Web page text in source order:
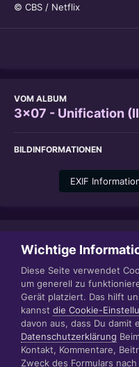
© CBS / Netflix
VOM ALBUM
3x07 - Unification
BILDINFORMATIONEN
EXIF
Teilen
© 1999 - 2022
Powered
Wichtige
Diese Seite verwendet
um generell zu
Gerät platziert. Das hilft
kannst die Cookie-
davon aus, dass Du damit
Datenschutzerklärung
Kontakt, Kommentare,
Zweck des Formulars